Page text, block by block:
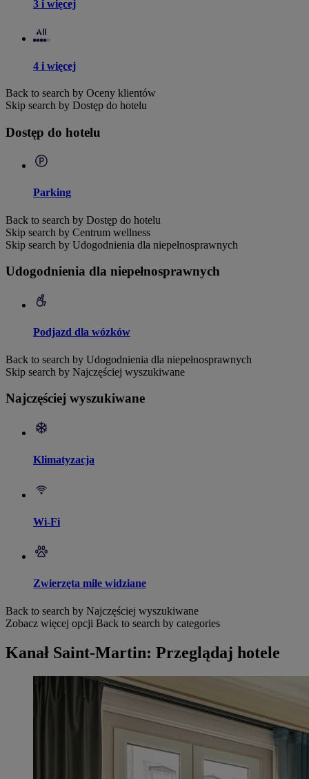
3 i więcej
4 i więcej
Back to search by Oceny klientów
Skip search by Dostęp do hotelu
Dostęp do hotelu
Parking
Back to search by Dostęp do hotelu
Skip search by Centrum wellness
Skip search by Udogodnienia dla niepełnosprawnych
Udogodnienia dla niepełnosprawnych
Podjazd dla wózków
Back to search by Udogodnienia dla niepełnosprawnych
Skip search by Najczęściej wyszukiwane
Najczęściej wyszukiwane
Klimatyzacja
Wi-Fi
Zwierzęta mile widziane
Back to search by Najczęściej wyszukiwane
Zobacz więcej opcji Back to search by categories
Kanał Saint-Martin: Przeglądaj hotele